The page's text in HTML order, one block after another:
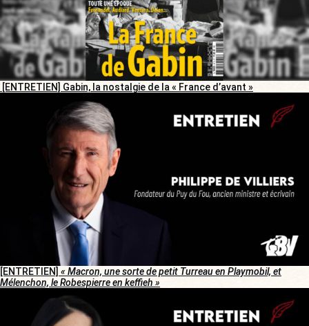
[ENTRETIEN] Gabin, la nostalgie de la « France d’avant »
[ENTRETIEN] « Macron, une sorte de petit Turreau en Playmobil, et
Mélenchon, le Robespierre en keffieh »